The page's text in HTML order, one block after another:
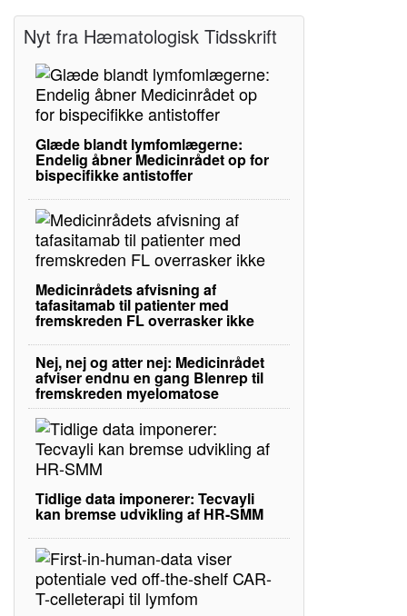
Nyt fra Hæmatologisk Tidsskrift
Glæde blandt lymfomlægerne:
Endelig åbner Medicinrådet op for
bispecifikke antistoffer
Medicinrådets afvisning af
tafasitamab til patienter med
fremskreden FL overrasker ikke
Nej, nej og atter nej: Medicinrådet
afviser endnu en gang Blenrep til
fremskreden myelomatose
Tidlige data imponerer: Tecvayli
kan bremse udvikling af HR-SMM